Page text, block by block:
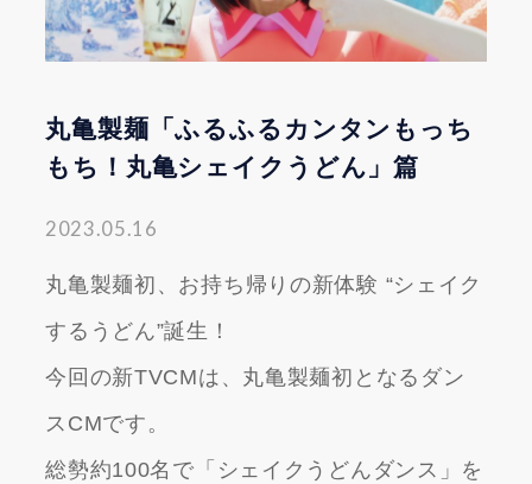
丸亀製麺「ふるふるカンタンもっち
もち！丸亀シェイクうどん」篇
2023.05.16
丸亀製麺初、お持ち帰りの新体験 “シェイク
するうどん”誕生！
今回の新TVCMは、丸亀製麺初となるダン
スCMです。
総勢約100名で「シェイクうどんダンス」を